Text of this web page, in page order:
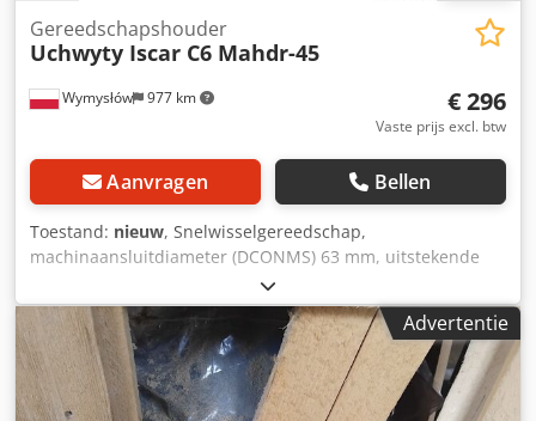
Wymysłów 977 km
Gereedschapshouder
Uchwyty Iscar C6 Mahdr-45
€ 296
Vaste prijs excl. btw
Aanvragen Bellen
Toestand: nieuw, Snelwisselgereedschap,
machinaansluitdiameter (DCONMS) 63 mm, uitstekende
lengte (LPR) 130 mm, schachtmaat (SS) 63 Functie: Dodpfx
Ahjw Rdzroyjck Body diameter (BD) 75 mm Lichaamslengte
(LB) 91,9 mm Aansluiting aan machinzijde diameter
(DCONMS) 63 mm Totale lengte (OAL) 168 mm Uitstekende
lengte (LPR) 130 mm Schachtmaat (SS) 63 - 1613.065.00, - -
C6 MAHDR-45
Advertentie